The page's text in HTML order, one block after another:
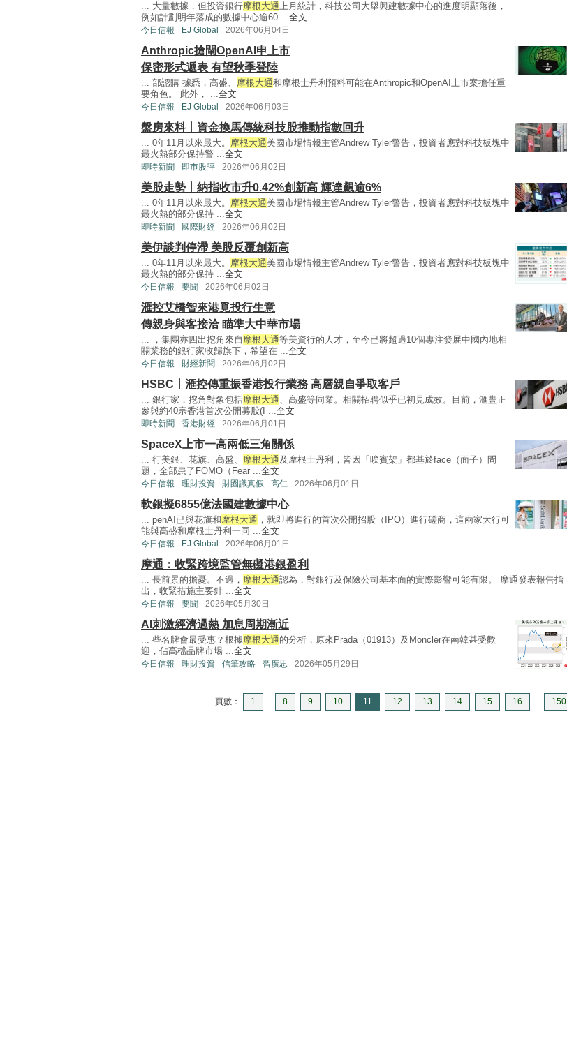
... 大量數據，但投資銀行摩根大通上月統計，科技公司大舉興建數據中心的進度明顯落後，
例如計劃明年落成的數據中心逾60 ...全文
今日信報 EJ Global 2026年06月04日
Anthropic搶閘OpenAI申上市
保密形式遞表 有望秋季登陸
... 部認購 據悉，高盛、 摩根大通和摩根士丹利預料可能在Anthropic和OpenAI上市案擔任重
要角色。 此外， ...全文
今日信報 EJ Global 2026年06月03日
盤房來料丨資金換馬傳統科技股推動指數回升
... 0年11月以來最大。 摩根大通美國市場情報主管Andrew Tyler警告，投資者應對科技板塊中
最火熱部分保持警 ...全文
即時新聞 即巿股評 2026年06月02日
美股走勢丨納指收市升0.42%創新高 輝達飆逾6%
... 0年11月以來最大。 摩根大通美國市場情報主管Andrew Tyler警告，投資者應對科技板塊中
最火熱的部分保持 ...全文
即時新聞 國際財經 2026年06月02日
美伊談判停滯 美股反覆創新高
... 0年11月以來最大。 摩根大通美國市場情報主管Andrew Tyler警告，投資者應對科技板塊中
最火熱的部分保持 ...全文
今日信報 要聞 2026年06月02日
滙控艾橋智來港覓投行生意
傳親身與客接洽 瞄準大中華市場
... ，集團亦四出挖角來自 摩根大通等美資行的人才，至今已將超過10個專注發展中國內地相
關業務的銀行家收歸旗下，希望在 ...全文
今日信報 財經新聞 2026年06月02日
HSBC丨滙控傳重振香港投行業務 高層親自爭取客戶
... 銀行家，挖角對象包括摩根大通、高盛等同業。相關招聘似乎已初見成效。目前，滙豐正
參與約40宗香港首次公開募股(I ...全文
即時新聞 香港財經 2026年06月01日
SpaceX上市一高兩低三角關係
... 行美銀、花旗、高盛、 摩根大通及摩根士丹利，皆因「唉賓架」都基於face（面子）問
題，全部患了FOMO（Fear ...全文
今日信報 理財投資 財圈識真假 高仁 2026年06月01日
軟銀擬6855億法國建數據中心
... penAI已與花旗和摩根大通 ，就即將進行的首次公開招股（IPO）進行磋商，這兩家大行可
能與高盛和摩根士丹利一同 ...全文
今日信報 EJ Global 2026年06月01日
摩通：收緊跨境監管無礙港銀盈利
... 長前景的擔憂。不過， 摩根大通認為，對銀行及保險公司基本面的實際影響可能有限。 摩通發表報告指
出，收緊措施主要針 ...全文
今日信報 要聞 2026年05月30日
AI刺激經濟過熱 加息周期漸近
... 些名牌會最受惠？根據摩根大通的分析，原來Prada（01913）及Moncler在南韓甚受歡
迎，佔高檔品牌市場 ...全文
今日信報 理財投資 信筆攻略 習廣思 2026年05月29日
頁數： 1 8 9 10 11 12 13 14 15 16 150